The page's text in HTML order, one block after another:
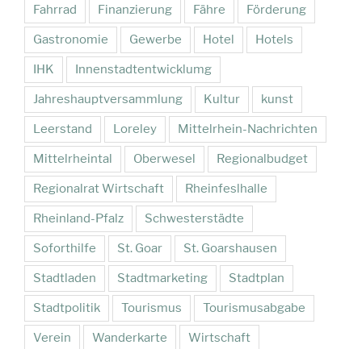
Fahrrad Finanzierung Fähre Förderung
Gastronomie Gewerbe Hotel Hotels
IHK Innenstadtentwicklumg
Jahreshauptversammlung Kultur kunst
Leerstand Loreley Mittelrhein-Nachrichten
Mittelrheintal Oberwesel Regionalbudget
Regionalrat Wirtschaft Rheinfeslhalle
Rheinland-Pfalz Schwesterstädte
Soforthilfe St. Goar St. Goarshausen
Stadtladen Stadtmarketing Stadtplan
Stadtpolitik Tourismus Tourismusabgabe
Verein Wanderkarte Wirtschaft